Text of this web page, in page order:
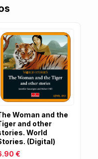
Woman and the
and other
World
(Digital)
€